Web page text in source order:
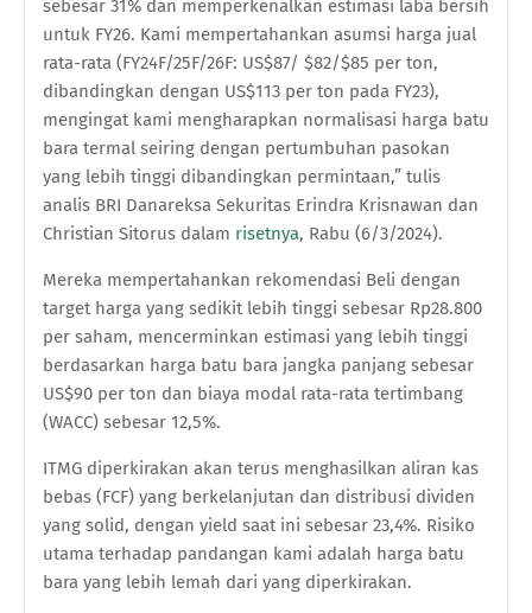
sebesar 31% dan memperkenalkan estimasi laba bersih
untuk FY26. Kami mempertahankan asumsi harga jual
rata-rata (FY24F/25F/26F: US$87/ $82/$85 per ton,
dibandingkan dengan US$113 per ton pada FY23),
mengingat kami mengharapkan normalisasi harga batu
bara termal seiring dengan pertumbuhan pasokan
yang lebih tinggi dibandingkan permintaan,” tulis
analis BRI Danareksa Sekuritas Erindra Krisnawan dan
Christian Sitorus dalam risetnya, Rabu (6/3/2024).
Mereka mempertahankan rekomendasi Beli dengan
target harga yang sedikit lebih tinggi sebesar Rp28.800
per saham, mencerminkan estimasi yang lebih tinggi
berdasarkan harga batu bara jangka panjang sebesar
US$90 per ton dan biaya modal rata-rata tertimbang
(WACC) sebesar 12,5%.
ITMG diperkirakan akan terus menghasilkan aliran kas
bebas (FCF) yang berkelanjutan dan distribusi dividen
yang solid, dengan yield saat ini sebesar 23,4%. Risiko
utama terhadap pandangan kami adalah harga batu
bara yang lebih lemah dari yang diperkirakan.